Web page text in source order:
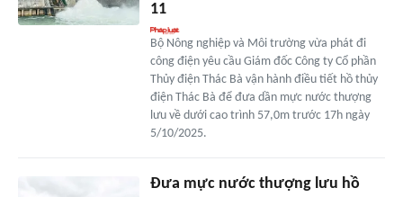
11
Bộ Nông nghiệp và Môi trường vừa phát đi
công điện yêu cầu Giám đốc Công ty Cổ phần
Thủy điện Thác Bà vận hành điều tiết hồ thủy
điện Thác Bà để đưa dần mực nước thượng
lưu về dưới cao trình 57,0m trước 17h ngày
5/10/2025.
Đưa mực nước thượng lưu hồ